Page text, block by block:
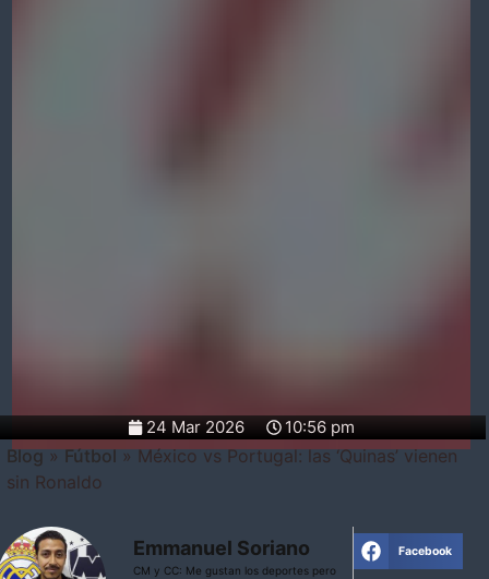
24 Mar 2026 10:56 pm
Blog»Fútbol»México vs Portugal: las ‘Quinas’ vienen
sin Ronaldo
Emmanuel Soriano
CM y CC: Me gustan los deportes pero
Facebook